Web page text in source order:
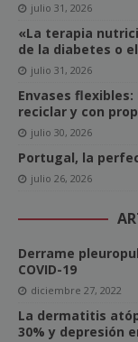
julio 31, 2026
«La terapia
de la diabetes o
julio 31, 2026
Envases
reciclar y con
julio 30, 2026
Portugal, la
julio 26, 2026
Derrame
COVID-19
diciembre 27, 2022
La dermatitis
30% y depresión